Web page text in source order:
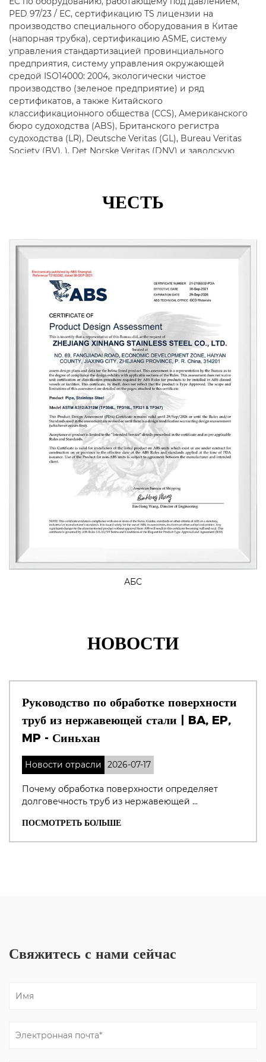
PED 97/23 / EC, сертификацию TS лицензии на
производство специального оборудования в Китае
(напорная трубка), сертификацию ASME, систему
управления стандартизацией провинциального
предприятия, систему управления окружающей
средой ISO14000: 2004, экологически чистое
производство (зеленое предприятие) и ряд
сертификатов, а также Китайского
классификационного общества (CCS), Американского
бюро судоходства (ABS), Британского регистра
судоходства (LR), Deutsche Veritas (GL), Bureau Veritas
Society (BV). ), Det Norske Veritas (DNV) и заводскую
Основная продукция включает в себя трубы из
используются в нефтяной, химической
судостроении, фармацевтике, пищевой
промышленности, водном хозяйстве,
электроэнергетике, новой энергетике, механическом
придерживается корпоративного принципа
«качество для выживания, репутация для развития» и
искренне обслуживает каждого клиента, чтобы
создать беспроигрышную ситуацию.
ЧЕСТЬ
АБС
НОВОСТИ
Руководство по обработке поверхности
труб из нержавеющей стали | BA, EP,
MP - Синьхан
Новости отрасли 2026-07-17
Почему обработка поверхности определяет
долговечность труб из нержавеющей ...
ПОСМОТРЕТЬ БОЛЬШЕ
Свяжитесь с нами сейчас